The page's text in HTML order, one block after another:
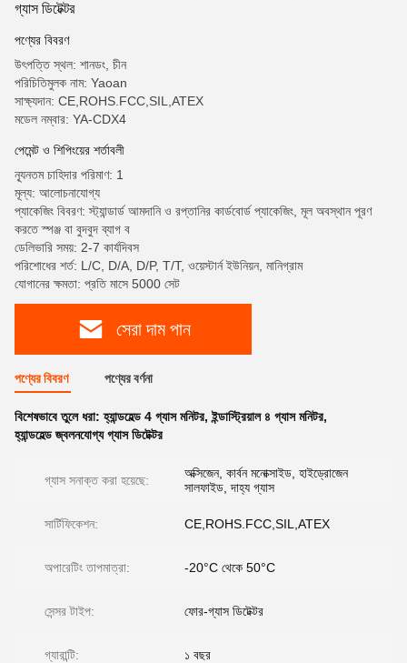
গ্যাস ডিটেক্টর
পণ্যের বিবরণ
উৎপত্তি স্থল: শানডং, চীন
পরিচিতিমুলক নাম: Yaoan
সাক্ষ্যদান: CE,ROHS.FCC,SIL,ATEX
মডেল নম্বার: YA-CDX4
পেমেন্ট ও শিপিংয়ের শর্তাবলী
ন্যূনতম চাহিদার পরিমাণ: 1
মূল্য: আলোচনাযোগ্য
প্যাকেজিং বিবরণ: স্ট্যান্ডার্ড আমদানি ও রপ্তানির কার্ডবোর্ড প্যাকেজিং, মূল অবস্থান পূরণ
করতে স্পঞ্জ বা বুদবুদ ব্যাগ ব
ডেলিভারি সময়: 2-7 কার্যদিবস
পরিশোধের শর্ত: L/C, D/A, D/P, T/T, ওয়েস্টার্ন ইউনিয়ন, মানিগ্রাম
যোগানের ক্ষমতা: প্রতি মাসে 5000 সেট
সেরা দাম পান
পণ্যের বিবরণ পণ্যের বর্ণনা
বিশেষভাবে তুলে ধরা:হ্যান্ডহেল্ড 4 গ্যাস মনিটর,ইন্ডাস্ট্রিয়াল ৪ গ্যাস মনিটর,
হ্যান্ডহেল্ড জ্বলনযোগ্য গ্যাস ডিটেক্টর
গ্যাস সনাক্ত করা হয়েছে:
অক্সিজেন, কার্বন মনোক্সাইড, হাইড্রোজেন
সালফাইড, দাহ্য গ্যাস
সার্টিফিকেশন: CE,ROHS.FCC,SIL,ATEX
অপারেটিং তাপমাত্রা: -20°C থেকে 50°C
সেন্সর টাইপ: ফোর-গ্যাস ডিটেক্টর
গ্যারান্টি: ১ বছর